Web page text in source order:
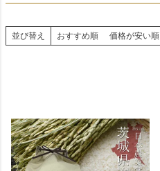
並び替え おすすめ順 価格が安い順